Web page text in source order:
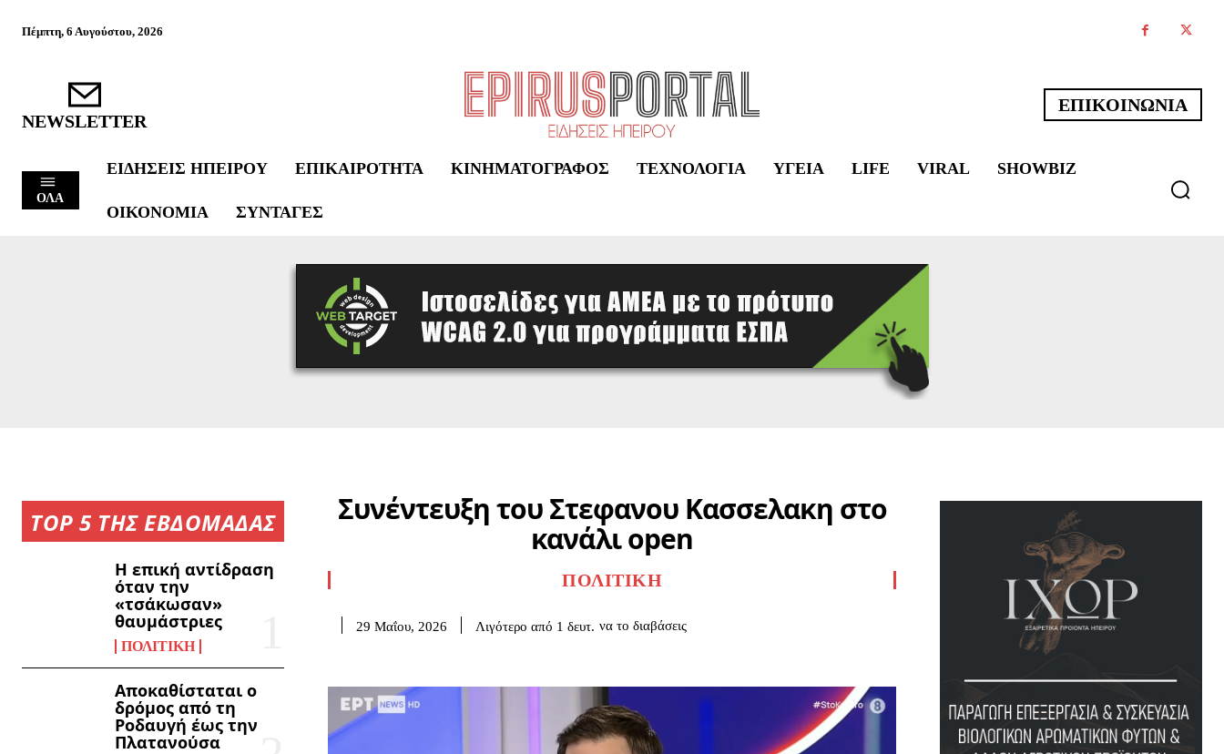
Πέμπτη, 6 Αυγούστου, 2026
NEWSLETTER
ΕΠΙΚΟΙΝΩΝΙΑ
ΟΛΑ
ΕΙΔΉΣΕΙΣ ΗΠΕΊΡΟΥ ΕΠΙΚΑΙΡΌΤΗΤΑ ΚΙΝΗΜΑΤΟΓΡΆΦΟΣ ΤΕΧΝΟΛΟΓΊΑ ΥΓΕΊΑ LIFE VIRAL SHOWBIZ
ΟΙΚΟΝΟΜΊΑ ΣΥΝΤΑΓΈΣ
TOP 5 ΤΗΣ ΕΒΔΟΜΑΔΑΣ
Η επική αντίδραση
όταν την
«τσάκωσαν»
θαυμάστριες
ΠΟΛΙΤΙΚΉ
Αποκαθίσταται ο
δρόμος από τη
Ροδαυγή έως την
Πλατανούσα
Συνέντευξη του Στεφανου Κασσελακη στο
κανάλι open
ΠΟΛΙΤΙΚΉ
29 Μαΐου, 2026 Λιγότερο από 1 δευτ. να το διαβάσεις